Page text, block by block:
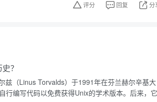
评分 回复 分
？
兹（Linus Torvalds）于1991年在芬兰赫尔辛基大
行编写代码以免费获得Unix的学术版本。后来，它